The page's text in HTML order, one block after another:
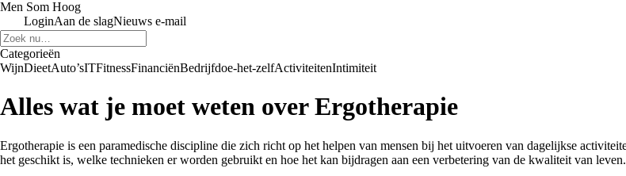
Men Som Hoog
LoginAan de slagNieuws e-mail
Categorieën
WijnDieetAuto’sITFitnessFinanciënBedrijfdoe-het-zelfActiviteitenIntimiteit
Alles wat je moet weten over Ergotherapie
Ergotherapie is een paramedische discipline die zich richt op het helpen van mensen bij het uitvoeren van dagelijkse
het geschikt is, welke technieken er worden gebruikt en hoe het kan bijdragen aan een verbetering van de kwaliteit van leven.